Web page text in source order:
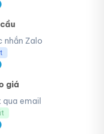
Zalo
giá
email